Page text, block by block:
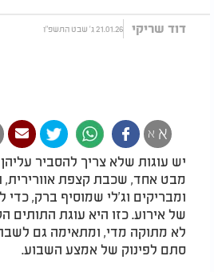
דוד שריקי 21.01.26 ג' שבט התשפ"ו
א א
יש עוגות שלא צריך להסביר
מבט אחד, שכבת קצפת אוורירית,
ומבריקים וג’לי שמוסיף ברק, כדי
של אירוע. כזו היא עוגת התותים
לא מתוקה מדי, ומתאימה גם
סתם לפינוק של אמצע השבוע.